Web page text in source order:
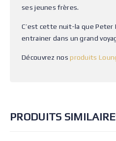
ses jeunes frères.
C’est cette nuit-la que Peter
entrainer dans un grand
Découvrez nosproduits
PRODUITS